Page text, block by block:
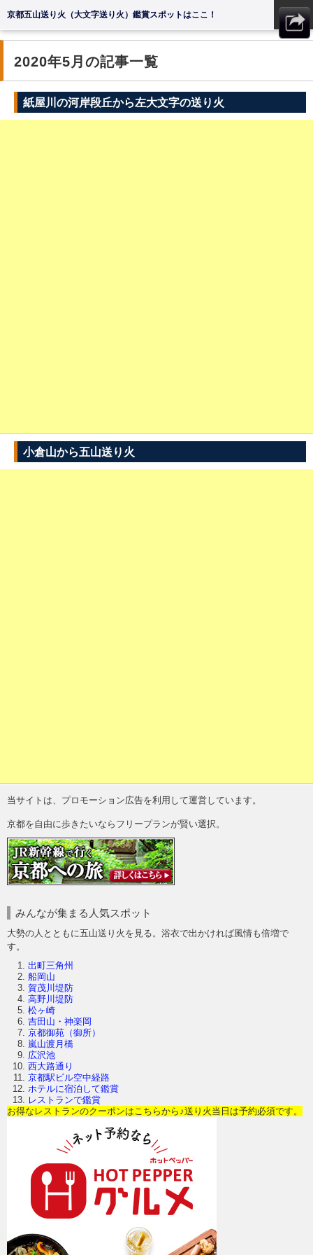
京都五山送り火（大文字送り火）鑑賞スポットはここ！ MENU
2020年5月の記事一覧
紙屋川の河岸段丘から左大文字の送り火
小倉山から五山送り火
当サイトは、プロモーション広告を利用して運営しています。
京都を自由に歩きたいならフリープランが賢い選択。
みんなが集まる人気スポット
大勢の人とともに五山送り火を見る。浴衣で出かければ風情も倍増で
す。
出町三角州
船岡山
賀茂川堤防
高野川堤防
松ヶ崎
吉田山・神楽岡
京都御苑（御所）
嵐山渡月橋
広沢池
西大路通り
京都駅ビル空中経路
ホテルに宿泊して鑑賞
レストランで鑑賞
お得なレストランのクーポンはこちらから♪送り火当日は予約必須です。